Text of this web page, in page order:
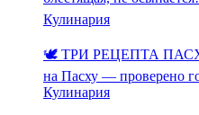
Кулинария
🕊️ ТРИ РЕЦЕПТА ПАСХИ,
на Пасху — проверено
Кулинария